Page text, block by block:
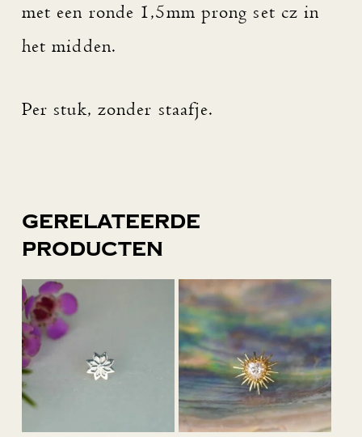
met een ronde 1,5mm prong set cz in
het midden.
Per stuk, zonder staafje.
Gerelateerde
producten